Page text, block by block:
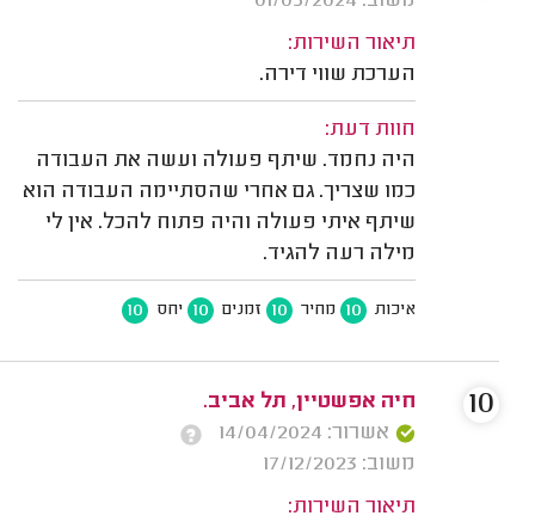
תיאור השירות:
הערכת שווי דירה.
חוות דעת:
היה נחמד. שיתף פעולה ועשה את העבודה
כמו שצריך. גם אחרי שהסתיימה העבודה הוא
שיתף איתי פעולה והיה פתוח להכל. אין לי
מילה רעה להגיד.
איכות 10 מחיר 10 זמנים 10 יחס 10
חיה אפשטיין, תל אביב.
אשרור: 14/04/2024
משוב: 17/12/2023
תיאור השירות:
10